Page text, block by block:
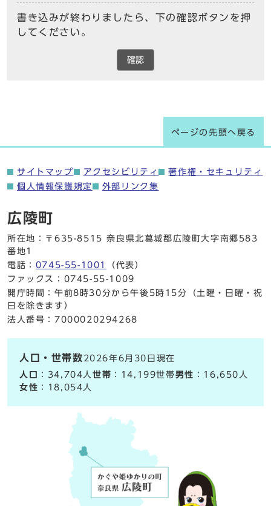
書き込みが終わりましたら、下の確認ボタンを押
してください。
確認
ページの先頭へ戻る
サイトマップ アクセシビリティ
著作権・セキュリティ
個人情報保護規定
外部リンク集
広陵町
所在地：〒635-8515 奈良県北葛城郡広陵町大字南郷583
番地1
電話： 0745-55-1001
（代表）
ファックス：0745-55-1009
開庁時間：午前8時30分から午後5時15分（土曜・日曜・祝
日を除きます）
法人番号：7000020294268
人口・世帯数 2026年6月30日現在
人口
：34,704人世帯 ：14,199世帯男性 ：16,650人
女性 ：18,054人